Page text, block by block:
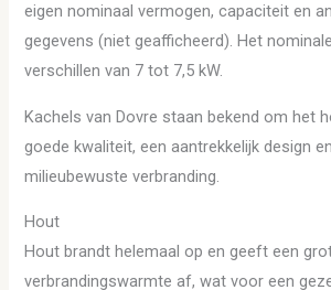
eigen nominaal vermogen, capaciteit en
gegevens (niet geafficheerd). Het
verschillen van 7 tot 7,5 kW.
Kachels van Dovre staan bekend om het
goede kwaliteit, een aantrekkelijk design
milieubewuste verbranding.
Hout
Hout brandt helemaal op en geeft een
verbrandingswarmte af, wat voor een